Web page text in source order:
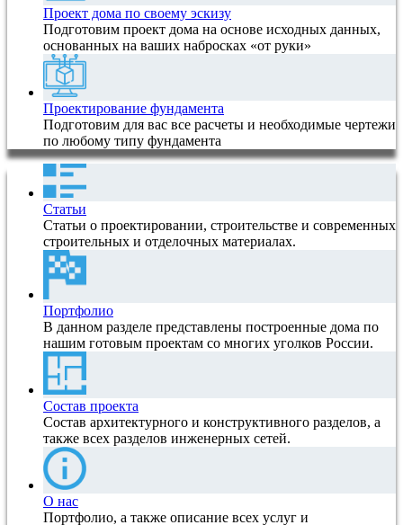
Проект дома по своему эскизу
Подготовим проект дома на основе исходных данных,
основанных на ваших набросках «от руки»
Проектирование фундамента
Подготовим для вас все расчеты и необходимые чертежи
по любому типу фундамента
Статьи
Статьи о проектировании, строительстве и современных
строительных и отделочных материалах.
Портфолио
В данном разделе представлены построенные дома по
нашим готовым проектам со многих уголков России.
Состав проекта
Состав архитектурного и конструктивного разделов, а
также всех разделов инженерных сетей.
О нас
Портфолио, а также описание всех услуг и